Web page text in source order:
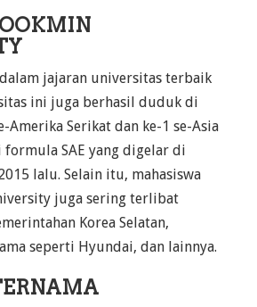
jajaran universitas terbaik
ini juga berhasil duduk di
Amerika Serikat dan ke-1 se-Asia
SAE yang digelar di
lalu. Selain itu, mahasiswa
juga sering terlibat
Korea Selatan,
seperti Hyundai, dan lainnya.